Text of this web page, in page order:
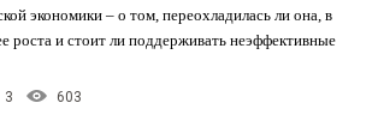
экономики – о том, переохладилась ли она, в
роста и стоит ли поддерживать неэффективные
3 603